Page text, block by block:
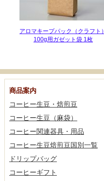
アロマキープパック（クラフト）
100g用ガゼット袋 1枚
商品案内
コーヒー生豆・焙煎豆
コーヒー生豆（麻袋）
コーヒー関連器具・用品
コーヒー生豆焙煎豆国別一覧
ドリップバッグ
コーヒーギフト